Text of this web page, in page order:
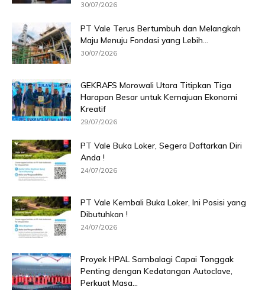
30/07/2026
PT Vale Terus Bertumbuh dan Melangkah
Maju Menuju Fondasi yang Lebih...
30/07/2026
GEKRAFS Morowali Utara Titipkan Tiga
Harapan Besar untuk Kemajuan Ekonomi
Kreatif
29/07/2026
PT Vale Buka Loker, Segera Daftarkan Diri
Anda !
24/07/2026
PT Vale Kembali Buka Loker, Ini Posisi yang
Dibutuhkan !
24/07/2026
Proyek HPAL Sambalagi Capai Tonggak
Penting dengan Kedatangan Autoclave,
Perkuat Masa...